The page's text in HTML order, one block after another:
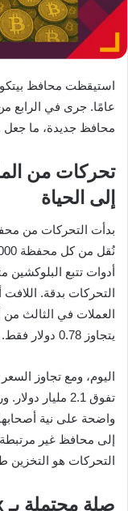
محافظ جديدة، ما جعل
إلى الحياة
بدأت التحركات من
التحركات بدقة.
يتجاوز 0.78 دولار فقط.
تفوق 2.1 مليار
واضحة على نية
إلى محافظ غير
التحركات هو التخزين